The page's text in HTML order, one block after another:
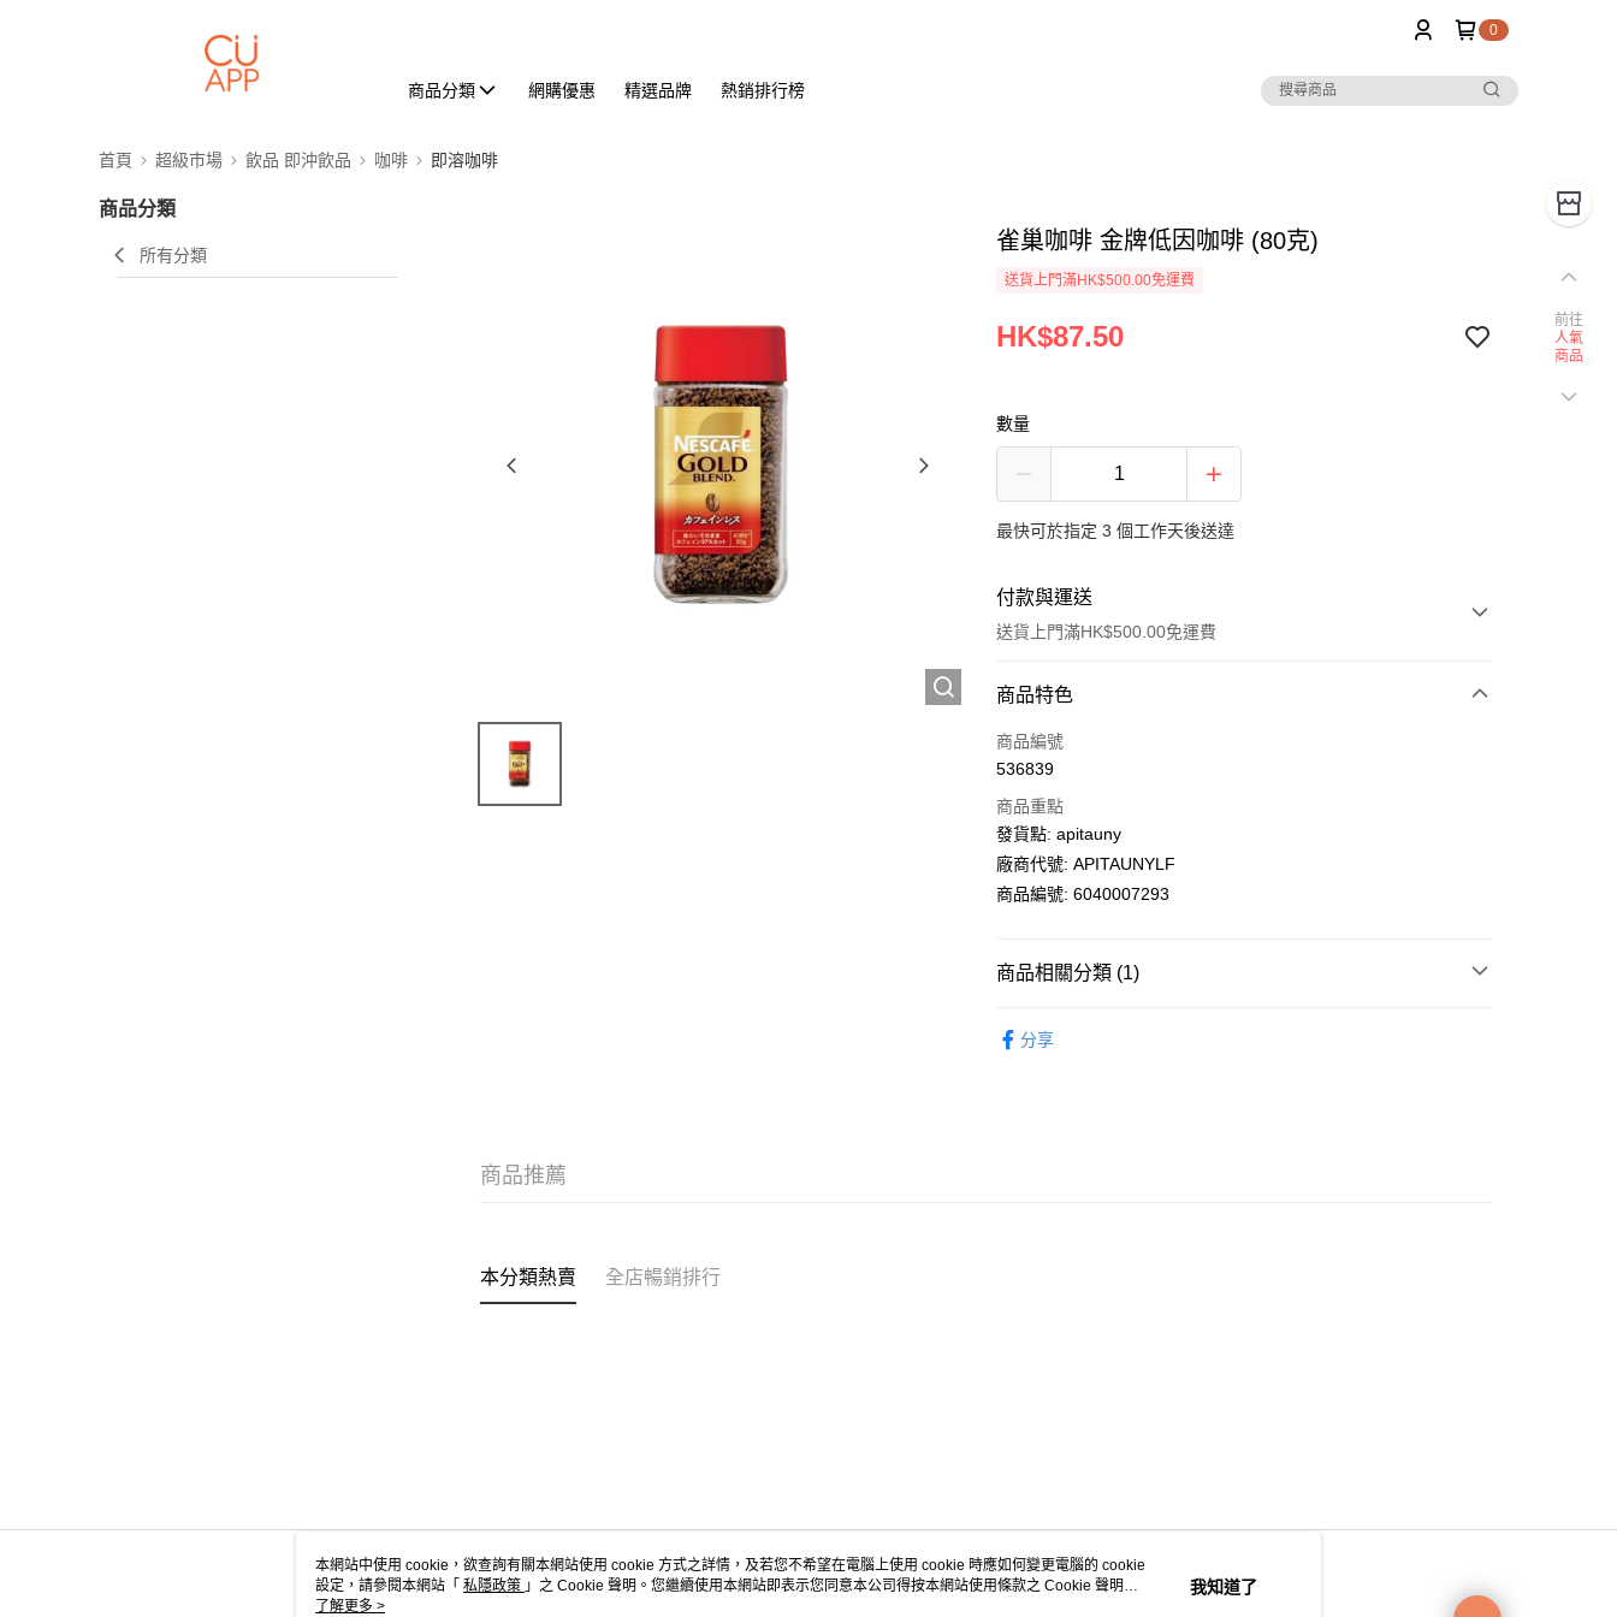
0
商品分類 網購優惠 精選品牌 熱銷排行榜
首頁 超級市場 飲品 即沖飲品 咖啡 即溶咖啡
商品分類
所有分類
雀巢咖啡 金牌低因咖啡 (80克)
送貨上門滿HK$500.00免運費
HK$87.50
數量
最快可於指定 3 個工作天後送達
付款與運送
送貨上門滿HK$500.00免運費
付款方式
信用卡
PayMe
WeChat Pay
每筆HK$100.00，滿HK$500.00或以上免運費
商品特色
商品編號
536839
商品重點
發貨點: apitauny
廠商代號: APITAUNYLF
商品編號: 6040007293
商品相關分類 (1)
分享
商品推薦
本分類熱賣 全店暢銷排行
關於我們 客戶服務
前往
人氣
商品
本網站中使用 cookie，欲查詢有關本網站使用 cookie 方式之詳情，及若您不希望在電腦上使用 cookie 時應如何變更電腦的 cookie
設定，請參閱本網站「 私隱政策 」之 Cookie 聲明。您繼續使用本網站即表示您同意本公司得按本網站使用條款之 Cookie 聲明使
用 cookie。
了解更多 >
我知道了